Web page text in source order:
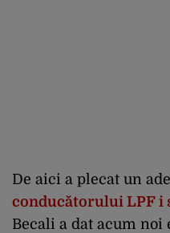
De aici a plecat un
conducătorului LPF i
Becali a dat acum noi